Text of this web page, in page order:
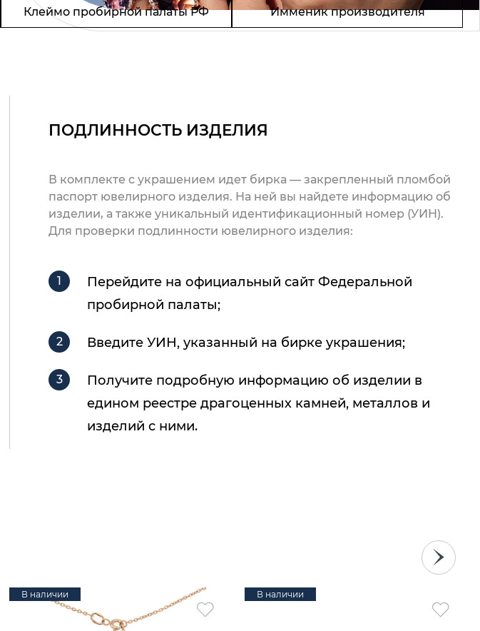
Клеймо пробирной палаты РФ Имменик производителя
ПОДЛИННОСТЬ ИЗДЕЛИЯ
В комплекте с украшением идет бирка — закрепленный пломбой
паспорт ювелирного изделия. На ней вы найдете информацию об
изделии, а также уникальный идентификационный номер (УИН).
Для проверки подлинности ювелирного изделия:
Перейдите на официальный сайт Федеральной
пробирной палаты;
Введите УИН, указанный на бирке украшения;
Получите подробную информацию об изделии в
едином реестре драгоценных камней, металлов и
изделий с ними.
В наличии В наличии